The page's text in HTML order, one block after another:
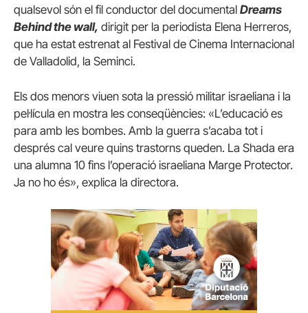
qualsevol són el fil conductor del documental Dreams
Behind the wall, dirigit per la periodista Elena Herreros,
que ha estat estrenat al Festival de Cinema Internacional
de Valladolid, la Seminci.
Els dos menors viuen sota la pressió militar israeliana i la
pel·lícula en mostra les conseqüències: «L’educació es
para amb les bombes. Amb la guerra s’acaba tot i
després cal veure quins trastorns queden. La Shada era
una alumna 10 fins l’operació israeliana Marge Protector.
Ja no ho és», explica la directora.